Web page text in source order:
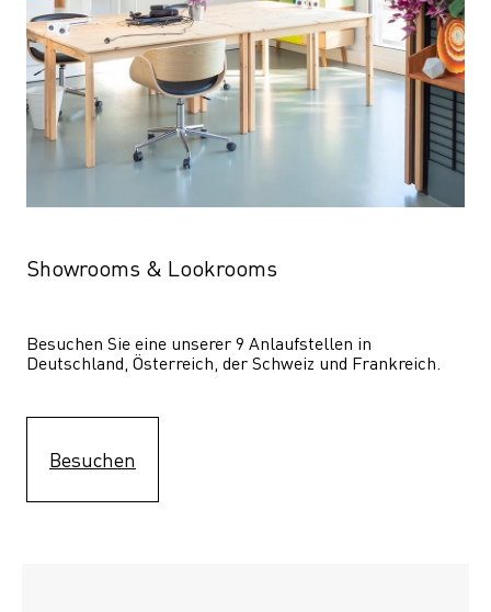
Showrooms & Lookrooms
Besuchen Sie eine unserer 9 Anlaufstellen in
Deutschland, Österreich, der Schweiz und Frankreich.
Besuchen